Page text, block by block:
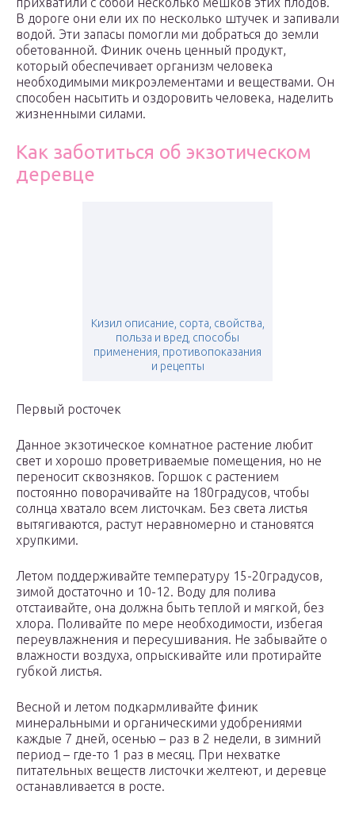
В дороге они ели их по несколько штучек и запивали
водой. Эти запасы помогли ми добраться до земли
обетованной. Финик очень ценный продукт,
который обеспечивает организм человека
необходимыми микроэлементами и веществами. Он
способен насытить и оздоровить человека, наделить
жизненными силами.
Как заботиться об экзотическом
деревце
Кизил описание, сорта, свойства,
польза и вред, способы
применения, противопоказания
и рецепты
Первый росточек
Данное экзотическое комнатное растение любит
свет и хорошо проветриваемые помещения, но не
переносит сквозняков. Горшок с растением
постоянно поворачивайте на 180градусов, чтобы
солнца хватало всем листочкам. Без света листья
вытягиваются, растут неравномерно и становятся
хрупкими.
Летом поддерживайте температуру 15-20градусов,
зимой достаточно и 10-12. Воду для полива
отстаивайте, она должна быть теплой и мягкой, без
хлора. Поливайте по мере необходимости, избегая
переувлажнения и пересушивания. Не забывайте о
влажности воздуха, опрыскивайте или протирайте
губкой листья.
Весной и летом подкармливайте финик
минеральными и органическими удобрениями
каждые 7 дней, осенью – раз в 2 недели, в зимний
период – где-то 1 раз в месяц. При нехватке
питательных веществ листочки желтеют, и деревце
останавливается в росте.